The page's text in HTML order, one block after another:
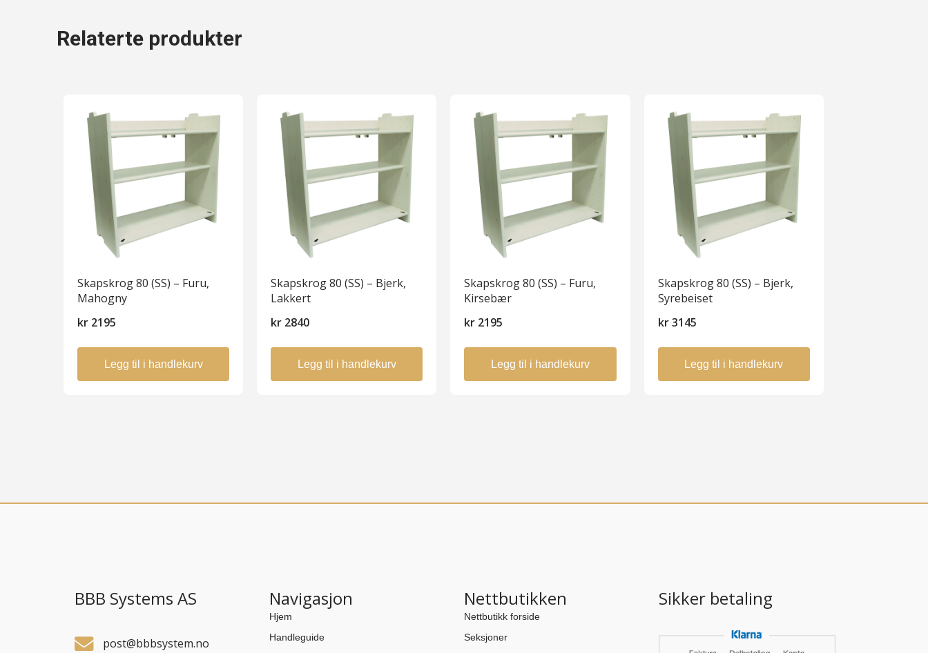
Relaterte produkter
Skapskrog 80 (SS) – Furu,
Mahogny
kr 2195
Legg til i handlekurv
Skapskrog 80 (SS) – Bjerk,
Lakkert
kr 2840
Legg til i handlekurv
Skapskrog 80 (SS) – Furu,
Kirsebær
kr 2195
Legg til i handlekurv
Skapskrog 80 (SS) – Bjerk,
Syrebeiset
kr3145
Legg til i handlekurv
BBB Systems AS
post@bbbsystem.no
Navigasjon
Hjem
Handleguide
Nettbutikken
Nettbutikk forside
Seksjoner
Sikker betaling